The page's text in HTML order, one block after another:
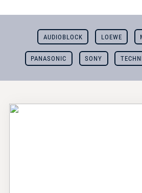
AUDIOBLOCK LOEWE
PANASONIC SONY